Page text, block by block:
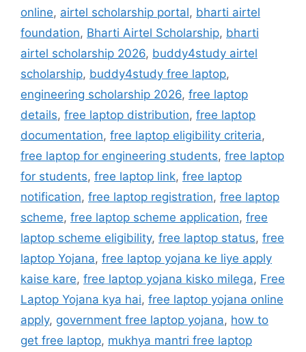
online, airtel scholarship portal, bharti airtel
foundation, Bharti Airtel Scholarship, bharti
airtel scholarship 2026, buddy4study airtel
scholarship, buddy4study free laptop,
engineering scholarship 2026, free laptop
details, free laptop distribution, free laptop
documentation, free laptop eligibility criteria,
free laptop for engineering students, free laptop
for students, free laptop link, free laptop
notification, free laptop registration, free laptop
scheme, free laptop scheme application, free
laptop scheme eligibility, free laptop status, free
laptop Yojana, free laptop yojana ke liye apply
kaise kare, free laptop yojana kisko milega, Free
Laptop Yojana kya hai, free laptop yojana online
apply, government free laptop yojana, how to
get free laptop, mukhya mantri free laptop